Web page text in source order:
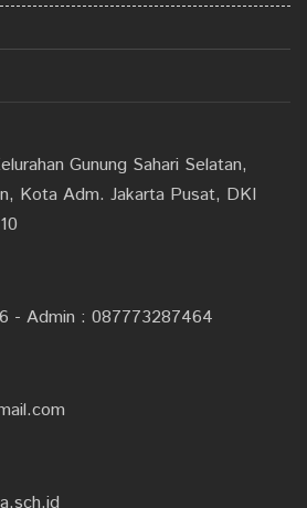
Gunung Sahari Selatan,
Kota Adm. Jakarta Pusat, DKI
- Admin : 087773287464